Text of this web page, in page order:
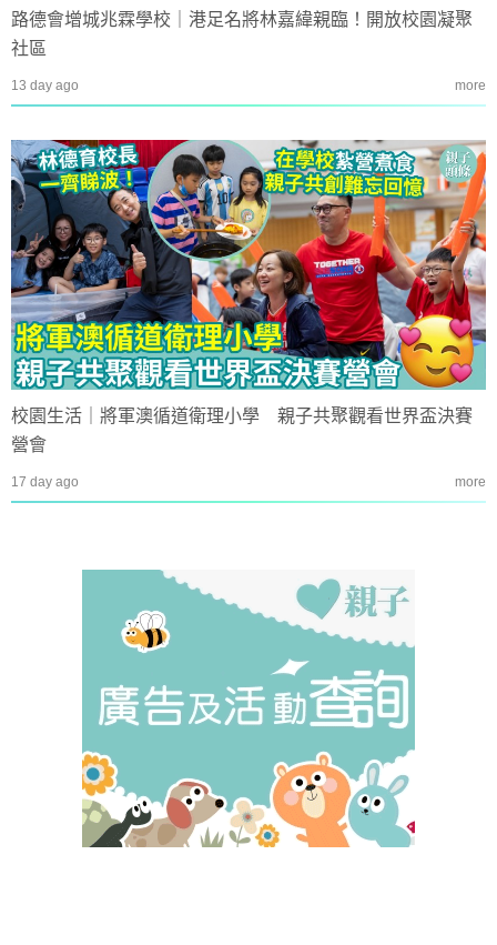
路德會增城兆霖學校｜港足名將林嘉緯親臨！開放校園凝聚
社區
13 day ago more
校園生活｜將軍澳循道衛理小學 親子共聚觀看世界盃決賽
營會
17 day ago more